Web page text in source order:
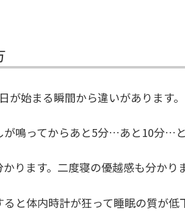
が始まる瞬間から違いがあります。
が鳴ってからあと5分…あと10分…
ります。二度寝の優越感も分かり
と体内時計が狂って睡眠の質が低